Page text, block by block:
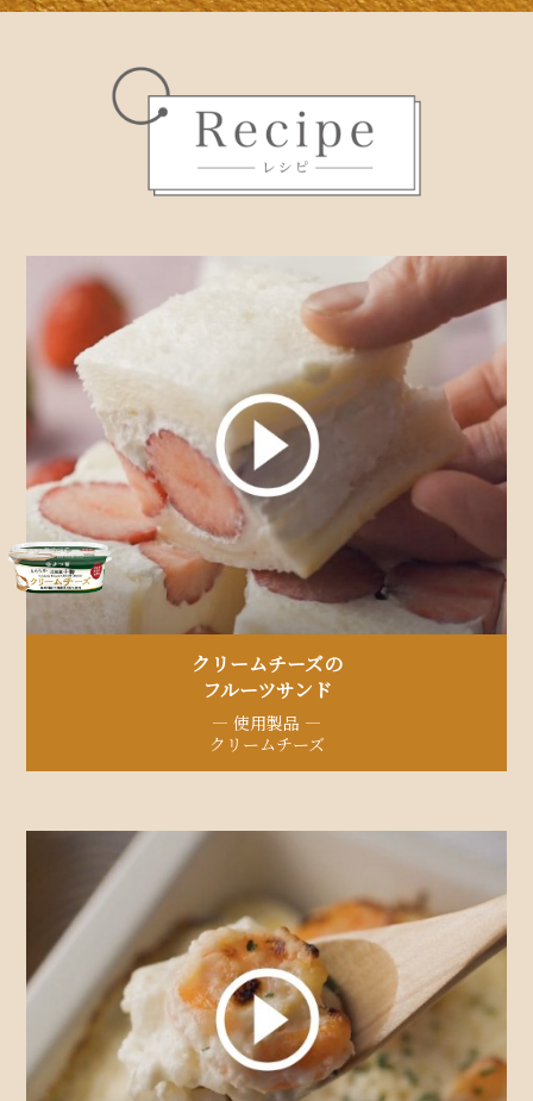
クリームチーズの
フルーツサンド
— 使用製品 —
クリームチーズ​